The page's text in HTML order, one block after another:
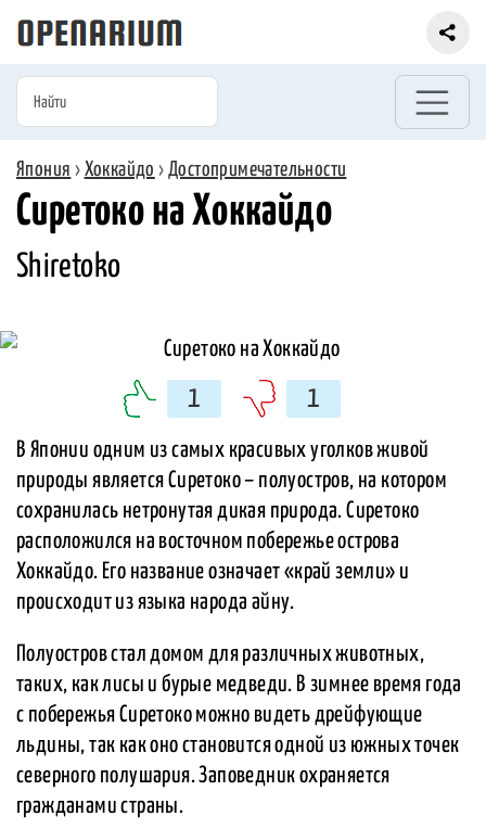
Япония › Хоккайдо ›Достопримечательности
Сиретоко на Хоккайдо
Shiretoko
1 1
В Японии одним из самых красивых уголков живой
природы является Сиретоко – полуостров, на котором
сохранилась нетронутая дикая природа. Сиретоко
расположился на восточном побережье острова
Хоккайдо. Его название означает «край земли» и
происходит из языка народа айну.
Полуостров стал домом для различных животных,
таких, как лисы и бурые медведи. В зимнее время года
с побережья Сиретоко можно видеть дрейфующие
льдины, так как оно становится одной из южных точек
северного полушария. Заповедник охраняется
гражданами страны.